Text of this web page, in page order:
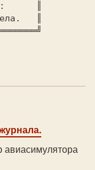
авиасимулятора